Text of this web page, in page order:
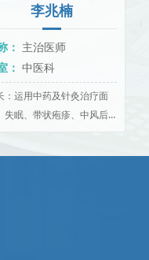
李兆楠
： 主治医师
： 中医科
：运用中药及针灸治疗面
失眠、带状疱疹、中风后